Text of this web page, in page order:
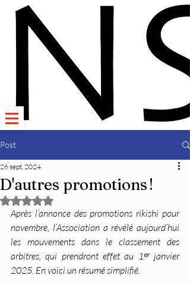
Post
D'autres promotions !
26 sept. 2024
Noté NaN étoiles sur 5.
Après l’annonce des promotions rikishi pour
novembre, l’Association a révélé aujourd’hui
les mouvements dans le classement des
arbitres, qui prendront effet au 1ᵉʳ janvier
2025. En voici un résumé simplifié.